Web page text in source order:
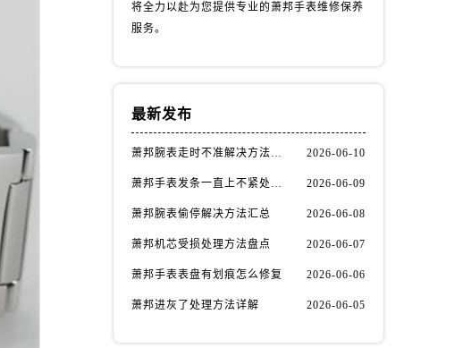
将全力以赴为您提供专业的萧邦手表维修保养
服务。
最新发布
萧邦腕表走时不准解决方法汇总 2026-06-10
萧邦手表发条一直上不紧处理办法推荐 2026-06-09
萧邦腕表偷停解决方法汇总 2026-06-08
萧邦机芯受损处理方法盘点 2026-06-07
萧邦手表表盘有划痕怎么修复 2026-06-06
萧邦进灰了处理方法详解 2026-06-05